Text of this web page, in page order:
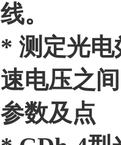
线。
* 测定光电
速电压之
参数及点